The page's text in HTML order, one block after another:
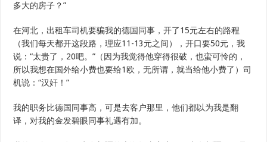
多大的房子？”
在河北，出租车司机要骗我的德国同事，开了15元左右的路程
（我们每天都开这段路，理应11-13元之间），开口要50元，我
说：“太贵了，20吧。”（因为我觉得他穿得很破，也蛮可怜的，
所以我想在国外给小费也要给1欧，无所谓，就当给他小费了）司
机说：“汉奸！”
我的职务比德国同事高，可是去客户那里，他们都以为我是翻
译，对我的金发碧眼同事礼遇有加。